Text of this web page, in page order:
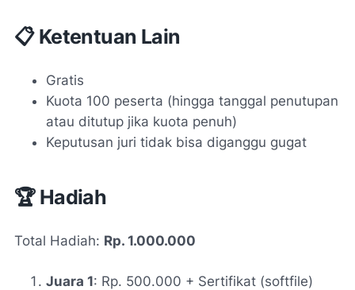
📋 Ketentuan Lain
Gratis
Kuota 100 peserta (hingga tanggal penutupan
atau ditutup jika kuota penuh)
Keputusan juri tidak bisa diganggu gugat
🏆 Hadiah
Total Hadiah: Rp. 1.000.000
Juara 1: Rp. 500.000 + Sertifikat (softfile)